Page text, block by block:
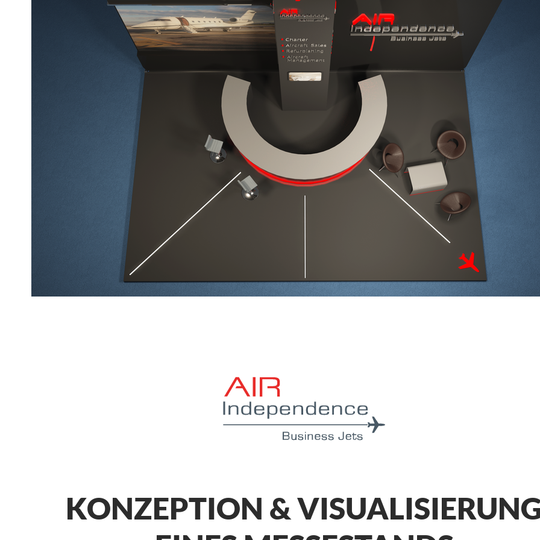
KONZEPTION &